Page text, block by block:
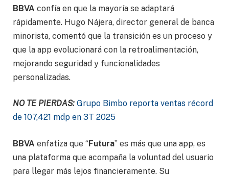
BBVA confía en que la mayoría se adaptará
rápidamente. Hugo Nájera, director general de banca
minorista, comentó que la transición es un proceso y
que la app evolucionará con la retroalimentación,
mejorando seguridad y funcionalidades
personalizadas.
NO TE PIERDAS: Grupo Bimbo reporta ventas récord
de 107,421 mdp en 3T 2025
BBVA enfatiza que “Futura” es más que una app, es
una plataforma que acompaña la voluntad del usuario
para llegar más lejos financieramente. Su